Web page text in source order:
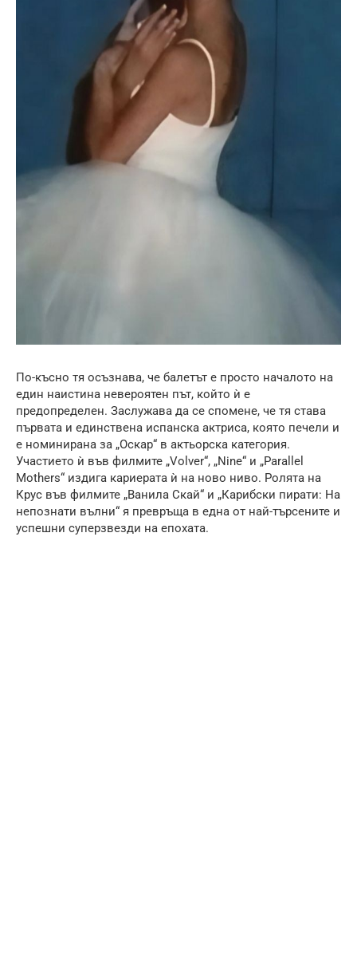
По-късно тя осъзнава, че балетът е просто началото на
един наистина невероятен път, който ѝ е
предопределен. Заслужава да се спомене, че тя става
първата и единствена испанска актриса, която печели и
е номинирана за „Оскар“ в актьорска категория.
Участието ѝ във филмите „Volver“, „Nine“ и „Parallel
Mothers“ издига кариерата ѝ на ново ниво. Ролята на
Крус във филмите „Ванила Скай“ и „Карибски пирати: На
непознати вълни“ я превръща в една от най-търсените и
успешни суперзвезди на епохата.